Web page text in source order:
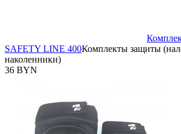
SAFETY LINE 400Комплекты защиты
наколенники)
36 BYN